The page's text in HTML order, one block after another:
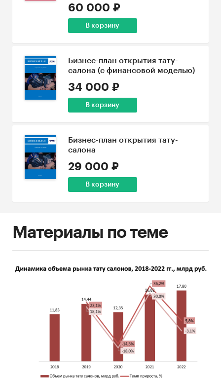
60 000 ₽
В корзину
Бизнес-план открытия тату-
салона (с финансовой моделью)
34 000 ₽
В корзину
Бизнес-план открытия тату-
салона
29 000 ₽
В корзину
Материалы по теме